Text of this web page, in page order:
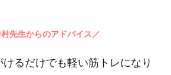
先生からのアドバイス／
るだけでも軽い筋トレになり